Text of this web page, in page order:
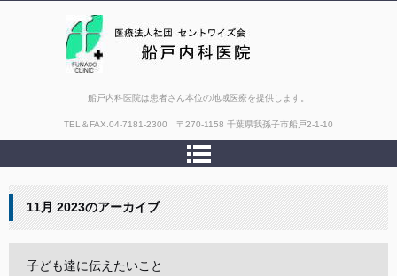
船戸内科医院は患者さん本位の地域医療を提供します。
TEL＆FAX. 04-7181-2300 〒270-1158 千葉県我孫子市船戸2-1-10
11月 2023のアーカイブ
子ども達に伝えたいこと